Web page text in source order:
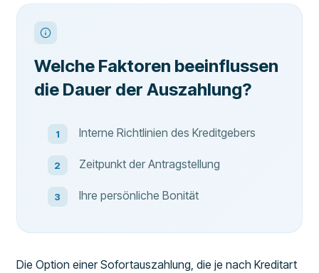
Welche Faktoren beeinflussen
die Dauer der Auszahlung?
Interne Richtlinien des Kreditgebers
Zeitpunkt der Antragstellung
Ihre persönliche Bonität
Die Option einer Sofortauszahlung, die je nach Kreditart